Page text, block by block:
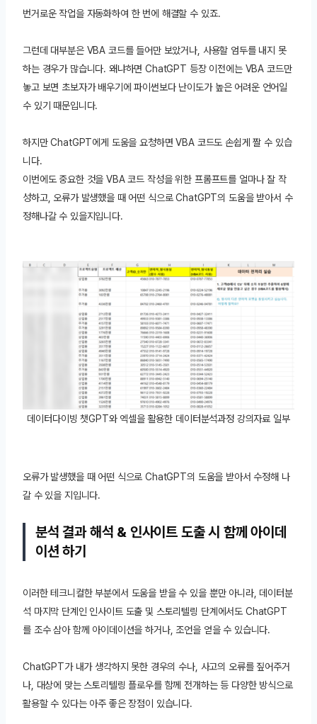
번거로운 작업을 자동화하여 한 번에 해결할 수 있죠.
그런데 대부분은 VBA 코드를 들어만 보았거나, 사용할 엄두를 내지 못
하는 경우가 많습니다. 왜냐하면 ChatGPT 등장 이전에는 VBA 코드만
놓고 보면 초보자가 배우기에 파이썬보다 난이도가 높은 어려운 언어일
수 있기 때문입니다.
하지만 ChatGPT에게 도움을 요청하면 VBA 코드도 손쉽게 짤 수 있습
니다.
이번에도 중요한 것을 VBA 코드 작성을 위한 프롬프트를 얼마나 잘 작
성하고, 오류가 발생했을 때 어떤 식으로 ChatGPT의 도움을 받아서 수
정해나갈 수 있을지입니다.
데이터다이빙 챗GPT와 엑셀을 활용한 데이터분석과정 강의자료 일부
오류가 발생했을 때 어떤 식으로 ChatGPT의 도움을 받아서 수정해 나
갈 수 있을 지입니다.
분석 결과 해석 & 인사이트 도출 시 함께 아이데
이션 하기
이러한 테크니컬한 부분에서 도움을 받을 수 있을 뿐만 아니라, 데이터분
석 마지막 단계인 인사이트 도출 및 스토리텔링 단계에서도 ChatGPT
를 조수 삼아 함께 아이데이션을 하거나, 조언을 얻을 수 있습니다.
ChatGPT가 내가 생각하지 못한 경우의 수나, 사고의 오류를 짚어주거
나, 대상에 맞는 스토리텔링 플로우를 함께 전개하는 등 다양한 방식으로
활용할 수 있다는 아주 좋은 장점이 있습니다.